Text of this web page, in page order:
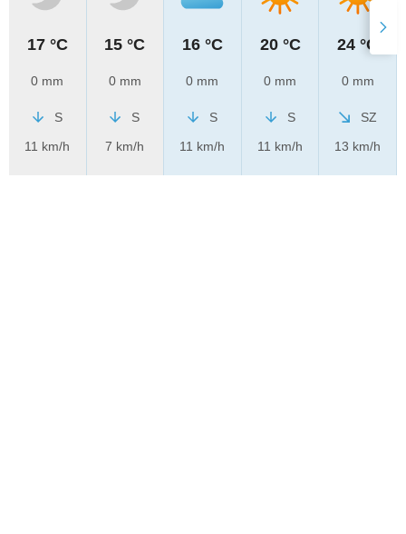
17 °C
0 mm
S
11 km/h
15 °C
0 mm
S
7 km/h
16 °C
0 mm
S
11 km/h
20 °C
0 mm
S
11 km/h
24 °C
0 mm
SZ
13 km/h